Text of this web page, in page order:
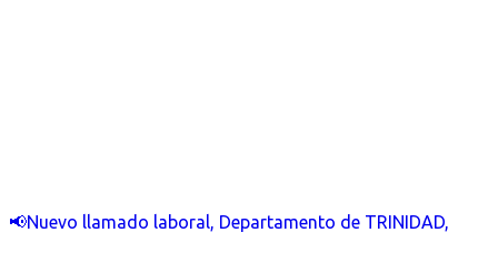
📢Nuevo llamado laboral, Departamento de TRINIDAD,